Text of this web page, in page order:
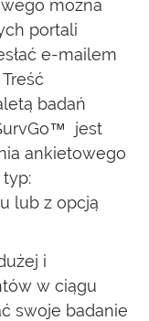
można
portali
e-mailem
badań
jest
ankietowego
lub z opcją
i
w ciągu
swoje badanie